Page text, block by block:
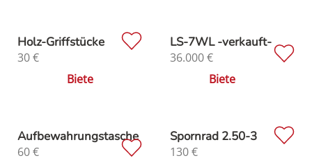
Holz-Griffstücke
30€
Biete
LS-7WL -verkauft-
36.000€
Biete
Aufbewahrungstasche
60€
Spornrad 2.50-3
130€